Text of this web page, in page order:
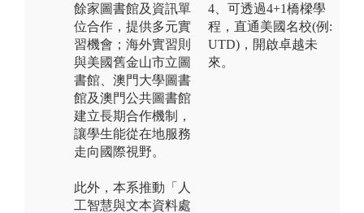
餘家圖書館及資訊單
位合作，提供多元實
習機會；海外實習則
與美國舊金山市立圖
書館、澳門大學圖書
館及澳門公共圖書館
建立長期合作機制，
讓學生能從在地服務
走向國際視野。
此外，本系推動「人
工智慧與文本資料處
4、可透過4+1橋樑學
程，直通美國名校(例:
UTD)，開啟卓越未
來。